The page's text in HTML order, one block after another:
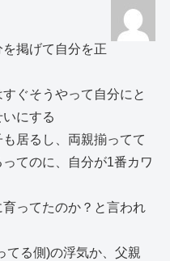
掲げて自分を正
ぐそうやって自分にと
にする
居るし、両親揃ってて
てのに、自分が1番カワ
ってたのか？と言われ
てる側)の浮気か、父親